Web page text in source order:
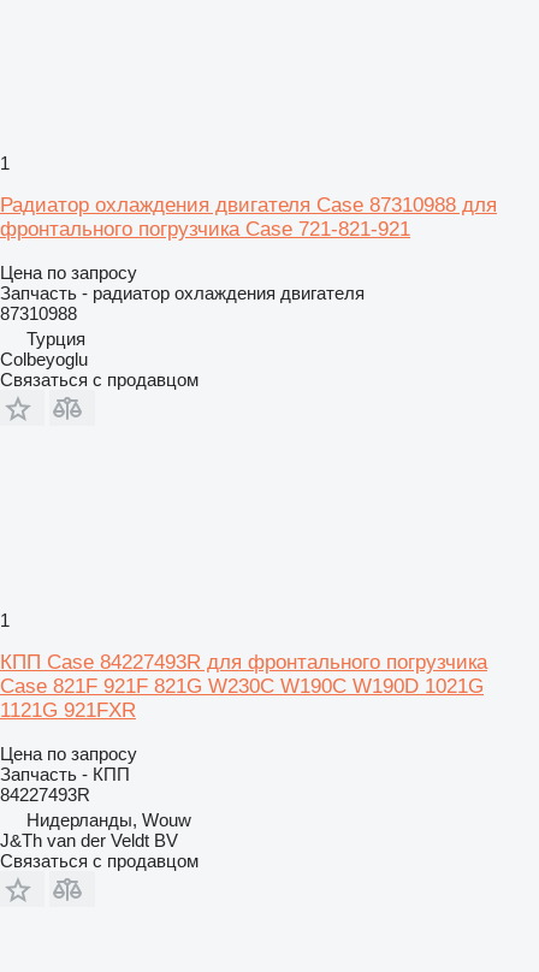
1
Радиатор охлаждения двигателя Case 87310988 для
фронтального погрузчика Case 721-821-921
Цена по запросу
Запчасть - радиатор охлаждения двигателя
87310988
Турция
Colbeyoglu
Связаться с продавцом
1
КПП Case 84227493R для фронтального погрузчика
Case 821F 921F 821G W230C W190C W190D 1021G
1121G 921FXR
Цена по запросу
Запчасть - КПП
84227493R
Нидерланды, Wouw
J&Th van der Veldt BV
Связаться с продавцом